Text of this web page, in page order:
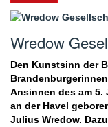
Wredow
Den Kunstsinn der
Ansinnen des am 5.
an der Havel
Julius Wredow.